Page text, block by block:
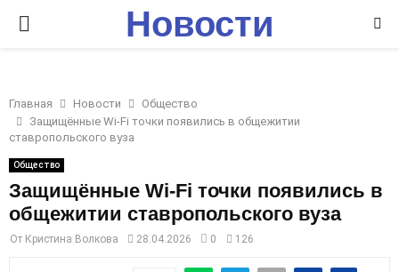
P
I
M
A
Новости
Главная Новости
Общество
Защищённые Wi-Fi точки появились в общежитии
ставропольского вуза
Общество
Защищённые Wi-Fi точки появились в
общежитии ставропольского вуза
От Кристина Волкова 28.04.2026 0 126